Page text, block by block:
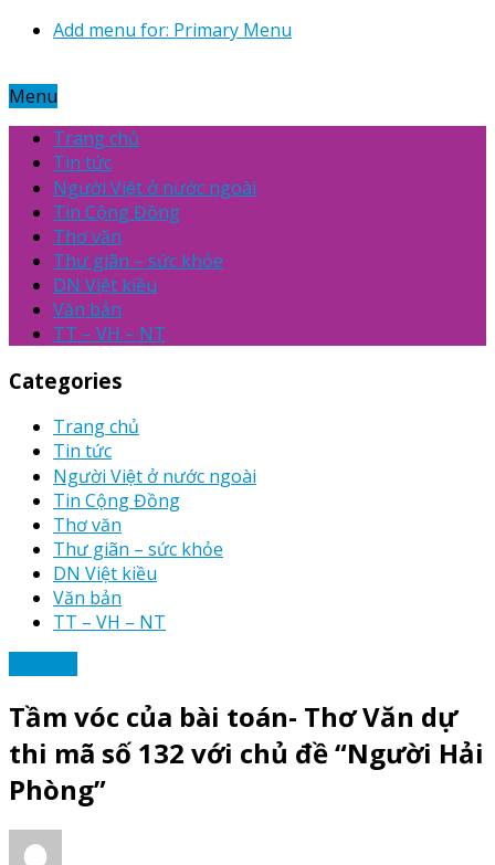
Add menu for: Primary Menu
Menu
Trang chủ
Tin tức
Người Việt ở nước ngoài
Tin Cộng Đồng
Thơ văn
Thư giãn – sức khỏe
DN Việt kiều
Văn bản
TT – VH – NT
Categories
Trang chủ
Tin tức
Người Việt ở nước ngoài
Tin Cộng Đồng
Thơ văn
Thư giãn – sức khỏe
DN Việt kiều
Văn bản
TT – VH – NT
Tầm vóc của bài toán- Thơ Văn dự
thi mã số 132 với chủ đề “Người Hải
Phòng”